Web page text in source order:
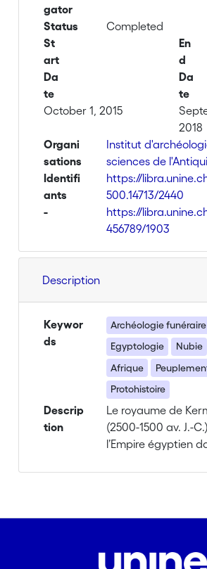
gator
Status
Completed
St
art
Da
te
October 1, 2015
En
d
Da
te
2018
Organi
sations
Institut
sciences de
Identifi
ants
https://
500.14713/2440
-
https://
456789/1903
Description
Keywor
ds
Archéologie funéraire
Egyptologie
Nubie
Afrique
Protohistoire
Descrip
tion
Le royaume de
(2500-1500 av. J.-
l’Empire égyptien
assez bien connue,